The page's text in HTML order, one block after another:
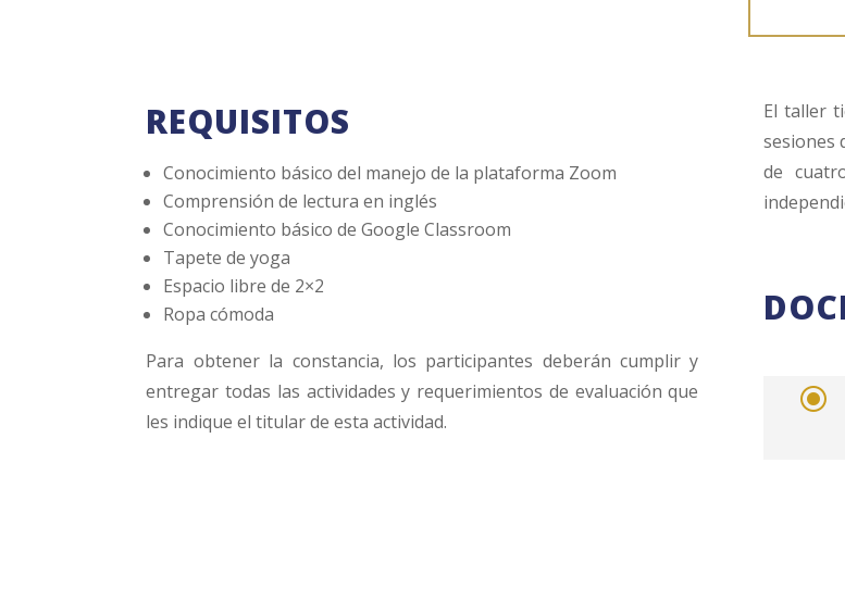
REQUISITOS
Conocimiento básico del manejo de la plataforma Zoom
Comprensión de lectura en inglés
Conocimiento básico de Google Classroom
Tapete de yoga
Espacio libre de 2×2
Ropa cómoda
Para obtener la constancia, los participantes deberán cumplir y
entregar todas las actividades y requerimientos de evaluación que
les indique el titular de esta actividad.
El taller
sesiones
de
\